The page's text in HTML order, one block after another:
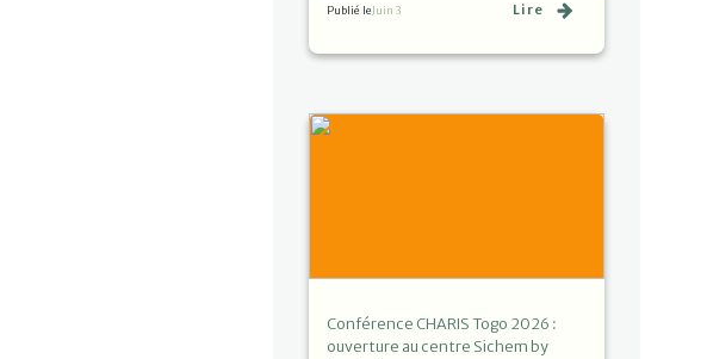
Publié leJuin 3 Lire
Conférence CHARIS Togo 2026 :
ouverture au centre Sichem by